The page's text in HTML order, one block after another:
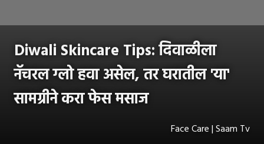
Diwali Skincare Tips: दिवाळीला
नॅचरल ग्लो हवा असेल, तर घरातील 'या'
सामग्रीने करा फेस मसाज
Face Care | Saam Tv